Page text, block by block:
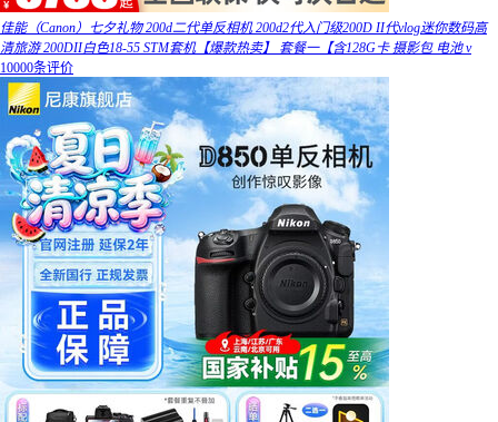
佳能（Canon）七夕礼物 200d二代单反相机 200d2代入门级200D II代vlog迷你数码高
清旅游 200DII白色18-55 STM套机【爆款热卖】 套餐一【含128G卡 摄影包 电池 v
10000条评价